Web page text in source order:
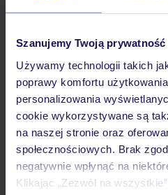
Szanujemy Twoją prywatność
Używamy technologii takich
poprawy komfortu
personalizowania
cookie wykorzystywane są
na naszej stronie oraz
społecznościowych. Brak
negatywnie wpłynąć na
Klikając „Zezwól na
Hotel
Opinie
Pokoje